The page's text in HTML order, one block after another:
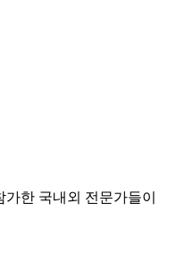
한 국내외 전문가들이